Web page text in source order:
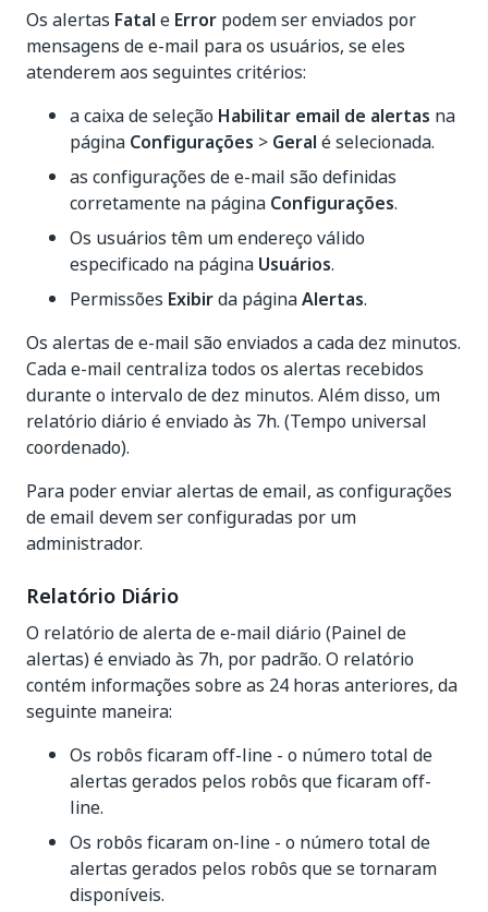
Os alertas Fatal e Error podem ser enviados por
mensagens de e-mail para os usuários, se eles
atenderem aos seguintes critérios:
a caixa de seleção Habilitar email de alertas na
página Configurações > Geral é selecionada.
as configurações de e-mail são definidas
corretamente na página Configurações.
Os usuários têm um endereço válido
especificado na página Usuários.
Permissões Exibirda páginaAlertas.
Os alertas de e-mail são enviados a cada dez minutos.
Cada e-mail centraliza todos os alertas recebidos
durante o intervalo de dez minutos. Além disso, um
relatório diário é enviado às 7h. (Tempo universal
coordenado).
Para poder enviar alertas de email, as configurações
de email devem ser configuradas por um
administrador.
Relatório Diário
O relatório de alerta de e-mail diário (Painel de
alertas) é enviado às 7h, por padrão. O relatório
contém informações sobre as 24 horas anteriores, da
seguinte maneira:
Os robôs ficaram off-line - o número total de
alertas gerados pelos robôs que ficaram off-
line.
Os robôs ficaram on-line - o número total de
alertas gerados pelos robôs que se tornaram
disponíveis.